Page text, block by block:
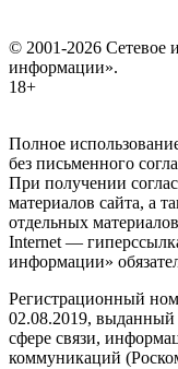
© 2001-2026 Сетевое
информации».
18+
Полное
без письменного
При получении
материалов сайта, а
отдельных
Internet —
информации»
Регистрационный
02.08.2019, выданный
сфере связи,
коммуникаций